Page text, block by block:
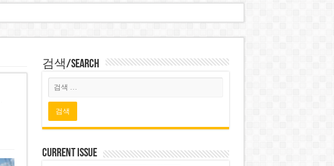
검색/Search
Current Issue